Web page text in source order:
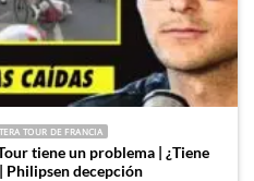
TOUR DE FRANCIA
tiene un problema | ¿Tiene
Philipsen decepción